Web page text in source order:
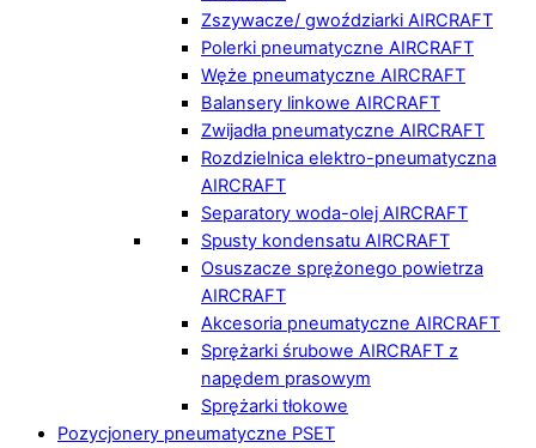
Zszywacze/ gwoździarki AIRCRAFT
Polerki pneumatyczne AIRCRAFT
Węże pneumatyczne AIRCRAFT
Balansery linkowe AIRCRAFT
Zwijadła pneumatyczne AIRCRAFT
Rozdzielnica elektro-pneumatyczna
AIRCRAFT
Separatory woda-olej AIRCRAFT
Spusty kondensatu AIRCRAFT
Osuszacze sprężonego powietrza
AIRCRAFT
Akcesoria pneumatyczne AIRCRAFT
Sprężarki śrubowe AIRCRAFT z
napędem prasowym
Sprężarki tłokowe
Pozycjonery pneumatyczne PSET